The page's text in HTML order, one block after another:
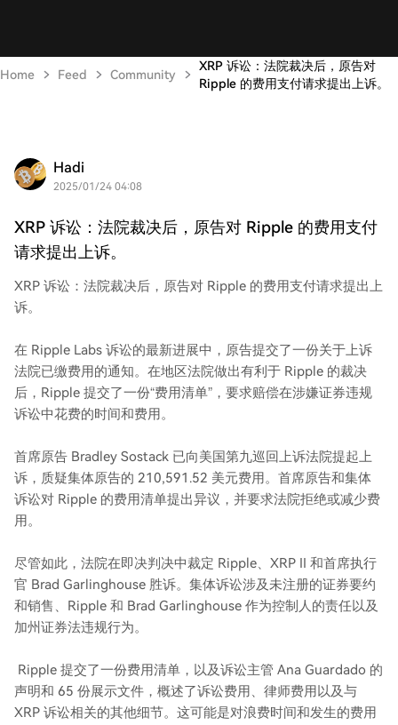
Home Feed Community
XRP 诉讼：法院裁决后，原告对
Ripple 的费用支付请求提出上诉。
Hadi
2025/01/24 04:08
XRP 诉讼：法院裁决后，原告对 Ripple 的费用支付
请求提出上诉。
XRP 诉讼：法院裁决后，原告对 Ripple 的费用支付请求提出上
诉。
在 Ripple Labs 诉讼的最新进展中，原告提交了一份关于上诉
法院已缴费用的通知。在地区法院做出有利于 Ripple 的裁决
后，Ripple 提交了一份“费用清单”，要求赔偿在涉嫌证券违规
诉讼中花费的时间和费用。
首席原告 Bradley Sostack 已向美国第九巡回上诉法院提起上
诉，质疑集体原告的 210,591.52 美元费用。首席原告和集体
诉讼对 Ripple 的费用清单提出异议，并要求法院拒绝或减少费
用。
尽管如此，法院在即决判决中裁定 Ripple、XRP II 和首席执行
官 Brad Garlinghouse 胜诉。集体诉讼涉及未注册的证券要约
和销售、Ripple 和 Brad Garlinghouse 作为控制人的责任以及
加州证券法违规行为。
Ripple 提交了一份费用清单，以及诉讼主管 Ana Guardado 的
声明和 65 份展示文件，概述了诉讼费用、律师费用以及与
XRP 诉讼相关的其他细节。这可能是对浪费时间和发生的费用